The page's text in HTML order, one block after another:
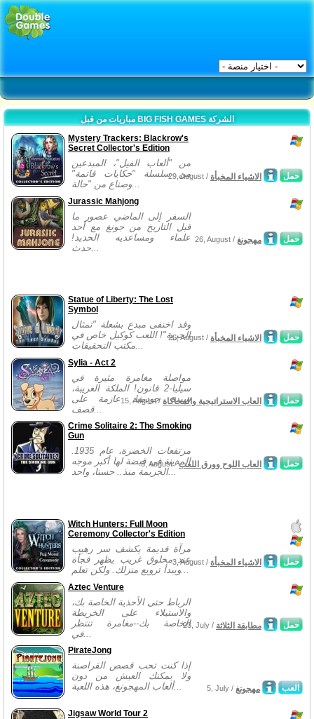
مباريات من قبل BIG FISH GAMES الشركة
Mystery Trackers: Blackrow's
Secret Collector's Edition
من "ألعاب الفيل"، المبدعين
من سلسلة "حكايات قاتمة"
وصناع من "حالة...
حمل 29, August / الاشياء المخبأة
Jurassic Mahjong
السفر إلى الماضي عصور ما
قبل التاريخ من جونغ مع أحد
علماء ومساعديه الحديد!
حدث...
حمل 26, August / مهجونغ
Statue of Liberty: The Lost
Symbol
وقد اختفى مبدع بشعلة "تمثال
الحرية"! اللعب كوكيل خاص في
مكتب التحقيقات...
حمل 26, August / الاشياء المخبأة
Sylia - Act 2
مواصلة مغامرة مثيرة في
سيليا-2 قانون! الملكة الغريبة،
سيدة جوديفا، عازمة على
قصف...
حمل 15, August / العاب الاستراتيجية والمحاكاة
Crime Solitaire 2: The Smoking
Gun
مرتفعات الخضرة، عام 1935.
المدينة في قبضة لها أكبر موجه
الجريمة منذ.. حسنا، واحد...
حمل 5, August /العاب اللوح وورق اللعب
Witch Hunters: Full Moon
Ceremony Collector's Edition
مرآة قديمة يكشف سر رهيب
عند مخلوق غريب يظهر فجأة
ويبدأ ترويع منزلك. ولكن تعلم...
حمل 3, August / الاشياء المخبأة
Aztec Venture
الرباط حتى الأحذية الخاصة بك،
والاستيلاء على الخريطة
الخاصة بك--مغامرة تنتظر
في...
حمل 23, July / مطابقة الثلاثة
PirateJong
إذا كنت تحب قصص القراصنة
ولا يمكنك العيش من دون
ألعاب المهجونغ، هذه اللعبة...
العب 5, July / مهجونغ
Jigsaw World Tour 2